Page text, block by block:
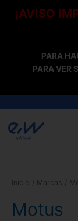
¡AVISO
PARA
PARA VER
Inicio / Marcas /
Motus